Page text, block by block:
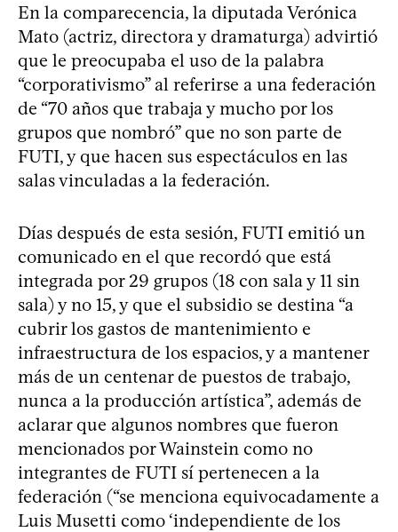
En la comparecencia, la diputada Verónica
Mato (actriz, directora y dramaturga) advirtió
que le preocupaba el uso de la palabra
“corporativismo” al referirse a una federación
de “70 años que trabaja y mucho por los
grupos que nombró” que no son parte de
FUTI, y que hacen sus espectáculos en las
salas vinculadas a la federación.
Días después de esta sesión, FUTI emitió un
comunicado en el que recordó que está
integrada por 29 grupos (18 con sala y 11 sin
sala) y no 15, y que el subsidio se destina “a
cubrir los gastos de mantenimiento e
infraestructura de los espacios, y a mantener
más de un centenar de puestos de trabajo,
nunca a la producción artística”, además de
aclarar que algunos nombres que fueron
mencionados por Wainstein como no
integrantes de FUTI sí pertenecen a la
federación (“se menciona equivocadamente a
Luis Musetti como ‘independiente de los